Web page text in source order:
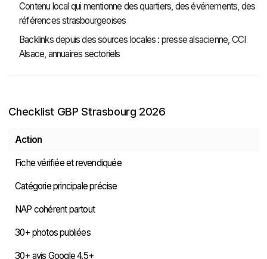
Contenu local qui mentionne des quartiers, des événements, des
références strasbourgeoises
Backlinks depuis des sources locales : presse alsacienne, CCI
Alsace, annuaires sectoriels
Checklist GBP Strasbourg 2026
Action
Fiche vérifiée et revendiquée
Catégorie principale précise
NAP cohérent partout
30+ photos publiées
30+ avis Google 4.5+